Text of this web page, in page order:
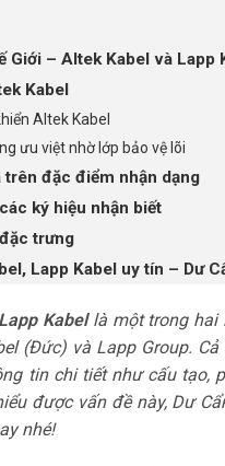
Giới – Altek Kabel và Lapp
Kabel
Altek Kabel
ưu việt nhờ lớp bảo vệ lõi
trên đặc điểm nhận dạng
ký hiệu nhận biết
trưng
Lapp Kabel uy tín – Dư
Kabel là một trong
(Đức) và Lapp Group.
tin chi tiết như cấu
được vấn đề này, Dư
nhé!